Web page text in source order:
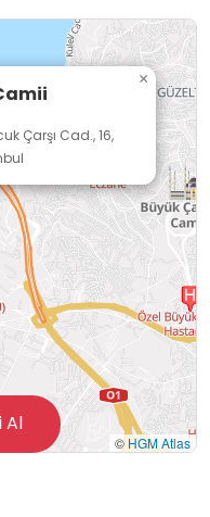
inceleme
Çarşı Cad., 16,
×
© HGM Atlas
Al